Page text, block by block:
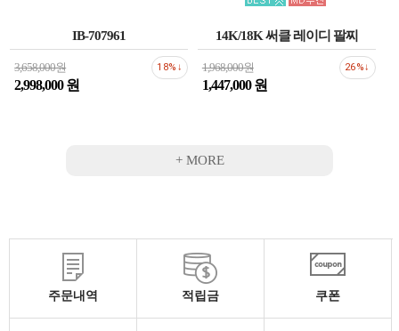
IB-707961
3,658,000원
2,998,000 원
18%↓
14K/18K 써클 레이디 팔찌
1,968,000원
1,447,000 원
26%↓
+ MORE
주문내역 적립금 쿠폰